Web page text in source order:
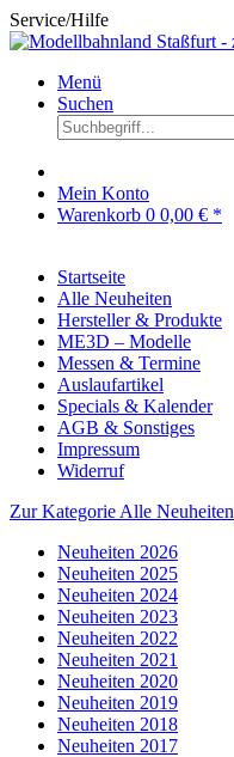
Service/Hilfe
Menü
Suchen
Mein Konto
Warenkorb 0 0,00 € *
Startseite
Alle Neuheiten
Hersteller & Produkte
ME3D – Modelle
Messen & Termine
Auslaufartikel
Specials & Kalender
AGB & Sonstiges
Impressum
Widerruf
Zur Kategorie Alle Neuheiten
Neuheiten 2026
Neuheiten 2025
Neuheiten 2024
Neuheiten 2023
Neuheiten 2022
Neuheiten 2021
Neuheiten 2020
Neuheiten 2019
Neuheiten 2018
Neuheiten 2017